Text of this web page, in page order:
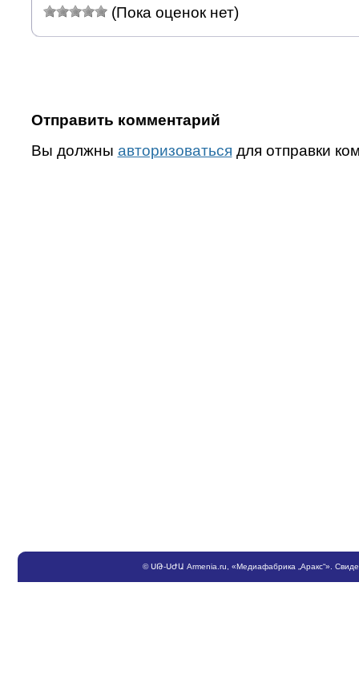
(Пока оценок нет)
Отправить комментарий
Вы должны авторизоваться для отправки
©ՍԹ-ՍԺԱ Armenia.ru , «Медиафабрика „Аракс“».